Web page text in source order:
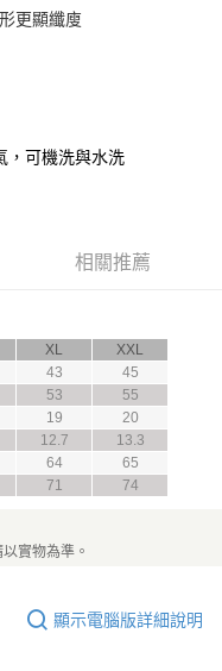
值。
跳轉至「AFTEE先享後付」
。
為有效，需透過AFTEE先享
帳頁面顯示為準，若有關於
先享後付」服務完成之交
將交易相關給付款項請求債
。若發現惡意使用之情形，
更顯纖廋
，可機洗與水洗
相關推薦
XL
XXL
43
45
53
55
19
20
12.7
13.3
64
65
71 74
實物為準。
顯示電腦版詳細說明